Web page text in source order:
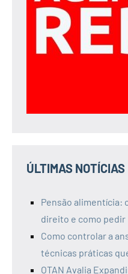
ÚLTIMAS NOTÍCIAS
Pensão alimentícia:
direito e como pedir
Como controlar a
técnicas práticas
OTAN Avalia